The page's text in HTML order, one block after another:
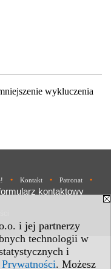
i jej partnerzy
technologii w
i
. Możesz
wykluczenia
• Kontakt • Patronat •
kontaktowy